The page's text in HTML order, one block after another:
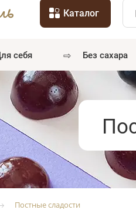
Каталог
для себя ⇨ без сахара
Постные сладости